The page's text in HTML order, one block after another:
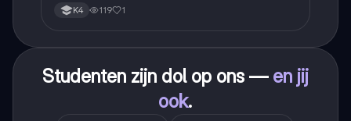
K4 119 1
Studenten zijn dol op ons — en jij
ook.